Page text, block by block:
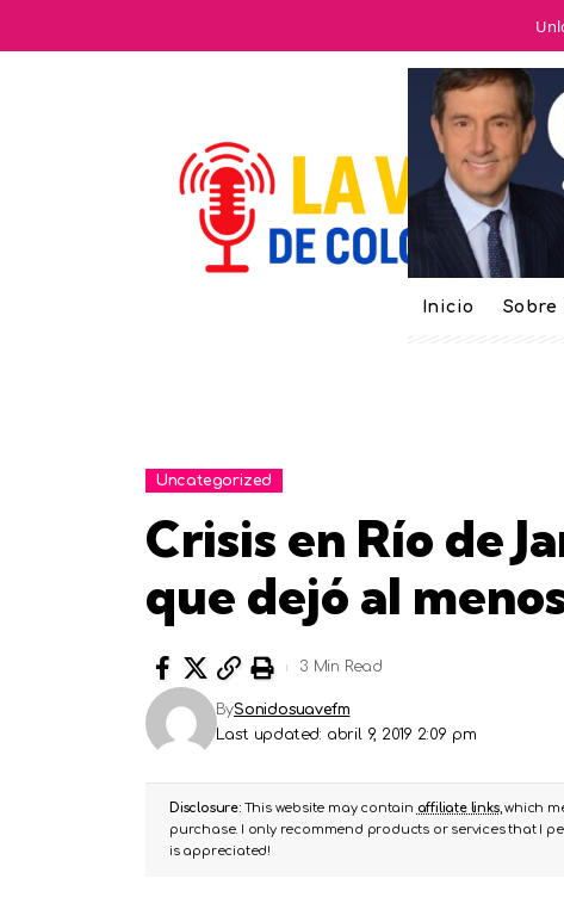
Inicio Sobre
Uncategorized
Crisis en Río de
que dejó al
Last updated: abril 9, 2019 2:09 pm
BySonidosuavefm
3 Min Read
Disclosure:This website may contain affiliate links, which
purchase. I only recommend products or services that I
is appreciated!